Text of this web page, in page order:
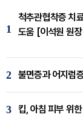
1
척추관협착증 치
도움 [이석원 원
2
3 킵, 아침 피부 위